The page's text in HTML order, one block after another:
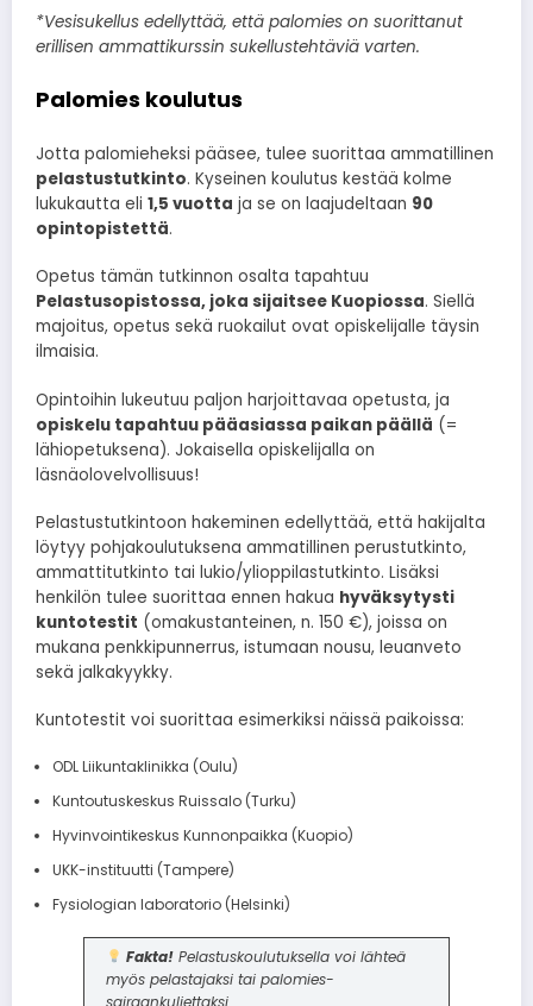
*Vesisukellus edellyttää, että palomies on suorittanut
erillisen ammattikurssin sukellustehtäviä varten.
Palomies koulutus
Jotta palomieheksi pääsee, tulee suorittaa ammatillinen
pelastustutkinto. Kyseinen koulutus kestää kolme
lukukautta eli 1,5 vuotta ja se on laajudeltaan 90
opintopistettä.
Opetus tämän tutkinnon osalta tapahtuu
Pelastusopistossa, joka sijaitsee Kuopiossa. Siellä
majoitus, opetus sekä ruokailut ovat opiskelijalle täysin
ilmaisia.
Opintoihin lukeutuu paljon harjoittavaa opetusta, ja
opiskelu tapahtuu pääasiassa paikan päällä (=
lähiopetuksena). Jokaisella opiskelijalla on
läsnäolovelvollisuus!
Pelastustutkintoon hakeminen edellyttää, että hakijalta
löytyy pohjakoulutuksena ammatillinen perustutkinto,
ammattitutkinto tai lukio/ylioppilastutkinto. Lisäksi
henkilön tulee suorittaa ennen hakua hyväksytysti
kuntotestit (omakustanteinen, n. 150 €), joissa on
mukana penkkipunnerrus, istumaan nousu, leuanveto
sekä jalkakyykky.
Kuntotestit voi suorittaa esimerkiksi näissä paikoissa:
ODL Liikuntaklinikka (Oulu)
Kuntoutuskeskus Ruissalo (Turku)
Hyvinvointikeskus Kunnonpaikka (Kuopio)
UKK-instituutti (Tampere)
Fysiologian laboratorio (Helsinki)
Fakta!Pelastuskoulutuksella voi lähteä
myös pelastajaksi tai palomies-
sairaankuljettaksi.